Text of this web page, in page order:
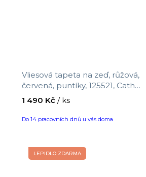
Vliesová tapeta na zeď, růžová,
červená, puntíky, 125521, Cath
Kidstone, velikost 10 x 0,52 m
Do 14 pracovních dnů u vás doma
1 490 Kč / ks
LEPIDLO ZDARMA